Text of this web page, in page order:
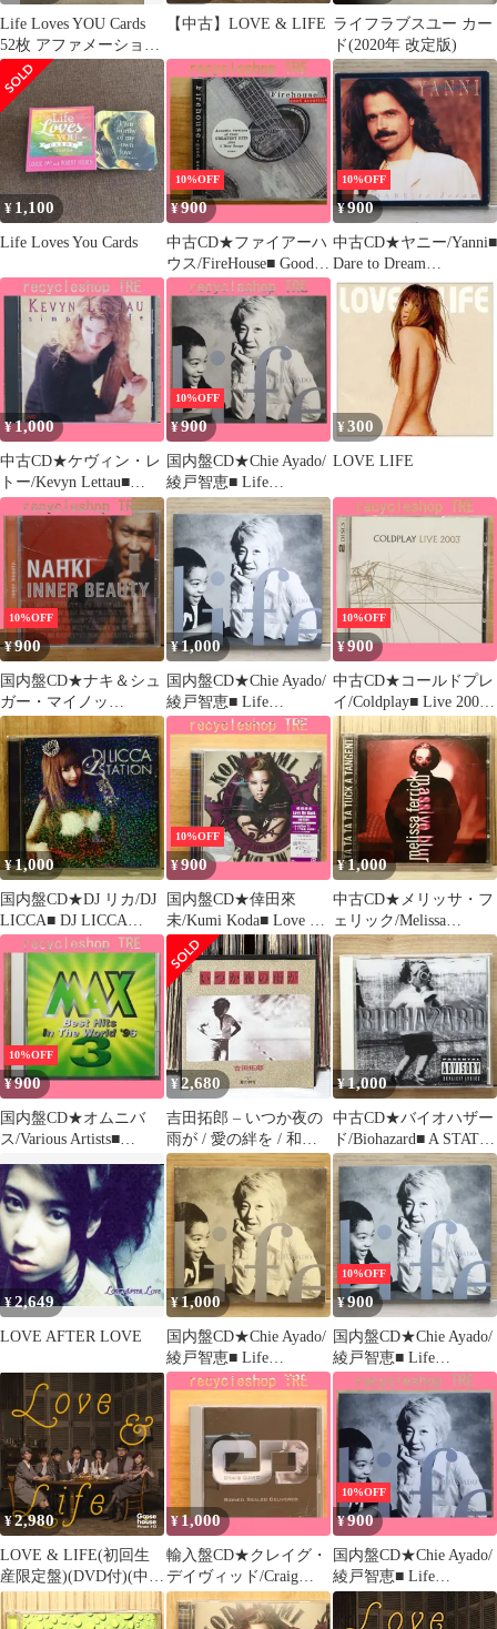
Life Loves YOU Cards
52枚 アファメーション
カード
【中古】LOVE & LIFE ライフラブスユー カー
ド(2020年 改定版)
¥ 1,100
Life Loves You Cards
10%OFF
¥900
中古CD★ファイアーハ
ウス/FireHouse■ Good
Acoustics
【EK67610/0074646761
021】J04695
10%OFF
¥900
中古CD★ヤニー/Yanni■
Dare to Dream
【01005820962/0010058
209621】F22035
¥1,000
中古CD★ケヴィン・レ
トー/Kevyn Lettau■
Simple Life
【JVC/0009119201629】
J21360
10%OFF
¥900
国内盤CD★Chie Ayado/
綾戸智恵■ Life
【EWCD0011/45359260
00545】E21442
¥300
LOVE LIFE
10%OFF
¥900
国内盤CD★ナキ＆シュ
ガー・マイノッ
ト/NAHKI AND SUGAR
MINOTT■ Inner Beauty
【SRCS8003/498800980
0394】G22627
¥1,000
国内盤CD★Chie Ayado/
綾戸智恵■ Life
【EWCD0011/45359260
00545】N22202
10%OFF
¥900
中古CD★コールドプレ
イ/Coldplay■ Live 2003
(Bonus Dvd)
【724359901404/072435
9901404】E21192
¥1,000
国内盤CD★DJ リカ/DJ
LICCA■ DJ LICCA
”L★STATION”
【XNKC10018/45447190
07944】P56481
10%OFF
¥900
国内盤CD★倖田來
未/Kumi Koda■ Love Me
Back(DVD付)【ドラマ
「謎解きはディナーの
あとで」OP曲】
【RZCD59026/49880645
90261】J01176
¥1,000
中古CD★メリッサ・フ
ェリック/Melissa
Ferrick■ Massive Blur
【7825022/00756782502
24】X75600
10%OFF
¥900
国内盤CD★オムニバ
ス/Various Artists■
MAX3
【SRCS8200/498800982
0095】D26166
¥2,680
吉田拓郎 – いつか夜の
雨が / 愛の絆を / 和レ
ゲエ
¥1,000
中古CD★バイオハザー
ド/Biohazard■ A STATE
OF THE WORLD ADDR
【9455952/00936245595
28】V70540
¥2,649
LOVE AFTER LOVE
¥1,000
国内盤CD★Chie Ayado/
綾戸智恵■ Life
【EWCD0011/45359260
00545】Y52148
10%OFF
¥900
国内盤CD★Chie Ayado/
綾戸智恵■ Life
【EWCD0011/45359260
00545】E01471
¥2,980
LOVE & LIFE(初回生
産限定盤)(DVD付)(中古
品)
¥1,000
輸入盤CD★クレイグ・
デイヴィッド/Craig
David■ Signed Sealed
Delivered
10%OFF
¥900
国内盤CD★Chie Ayado/
綾戸智恵■ Life
【EWCD0011/45359260
00545】C21326